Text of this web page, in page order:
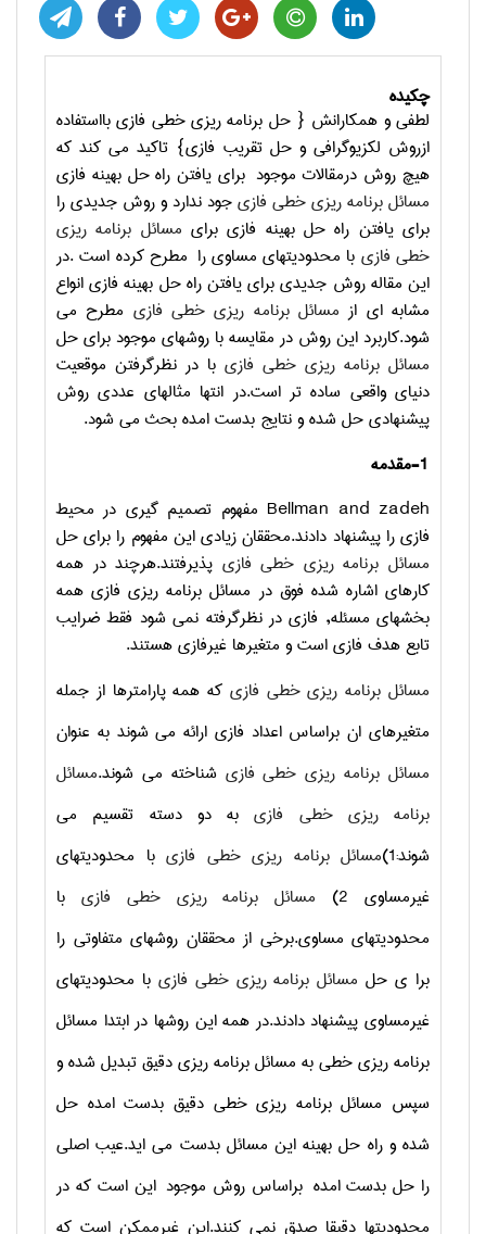
چکیده
لطفی و همکارانش { حل برنامه ریزی خطی فازی بااستفاده
ازروش لکزیوگرافی و حل تقریب فازی} تاکید می کند که
هیچ روش درمقالات موجود برای یافتن راه حل بهینه فازی
مسائل برنامه ریزی خطی فازیجود ندارد و روش جدیدی را
برای یافتن راه حل بهینه فازی برای مسائل برنامه ریزی
خطی فازی با محدودیتهای مساوی را مطرح کرده است .در
این مقاله روش جدیدی برای یافتن راه حل بهینه فازی انواع
مشابه ای از مسائل برنامه ریزی خطی فازی مطرح می
شود.کاربرد این روش در مقایسه با روشهای موجود برای حل
مسائل برنامه ریزی خطی فازی با در نظرگرفتن موقعیت
دنیای واقعی ساده تر است.در انتها مثالهای عددی روش
پیشنهادی حل شده و نتایج بدست امده بحث می شود.
1-مقدمه
Bellman and zadeh مفهوم تصمیم گیری در محیط
فازی را پیشنهاد دادند.محققان زیادی این مفهوم را برای حل
مسائل برنامه ریزی خطی فازی پذیرفتند.هرچند در همه
کارهای اشاره شده فوق در مسائل برنامه ریزی فازی همه
بخشهای مسئله, فازی در نظرگرفته نمی شود فقط ضرایب
تابع هدف فازی است و متغیرها غیرفازی هستند.
مسائل برنامه ریزی خطی فازی که همه پارامترها از جمله
متغیرهای ان براساس اعداد فازی ارائه می شوند به عنوان
مسائل برنامه ریزی خطی فازی شناخته می شوند.مسائل
برنامه ریزی خطی فازیبه دو دسته تقسیم می
شوند:1) مسائل برنامه ریزی خطی فازی با محدودیتهای
غیرمساوی 2)
مسائل برنامه ریزی خطی فازی با
محدودیتهای مساوی.برخی از محققان روشهای متفاوتی را
برا ی حل مسائل برنامه ریزی خطی فازی با محدودیتهای
غیرمساوی پیشنهاد دادند.در همه این روشها در ابتدا مسائل
برنامه ریزی خطی به مسائل برنامه ریزی دقیق تبدیل شده و
سپس مسائل برنامه ریزی خطی دقیق بدست امده حل
شده و راه حل بهینه این مسائل بدست می اید.عیب اصلی
را حل بدست امده براساس روش موجود این است که در
محدودیتها دقیقا صدق نمی کنند.این غیرممکن است که